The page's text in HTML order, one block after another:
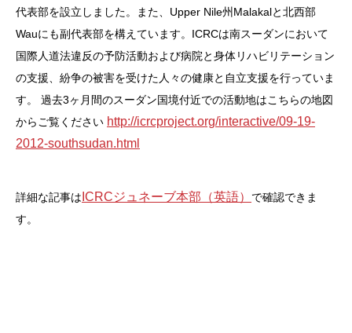
代表部を設立しました。また、Upper Nile州Malakalと北西部
Wauにも副代表部を構えています。ICRCは南スーダンにおいて
国際人道法違反の予防活動および病院と身体リハビリテーション
の支援、紛争の被害を受けた人々の健康と自立支援を行っていま
す。
過去3ヶ月間のスーダン国境付近での活動地はこちらの地図
からご覧ください http://icrcproject.org/interactive/09-19-
2012-southsudan.html
詳細な記事は ICRCジュネーブ本部（英語） で確認できま
す。